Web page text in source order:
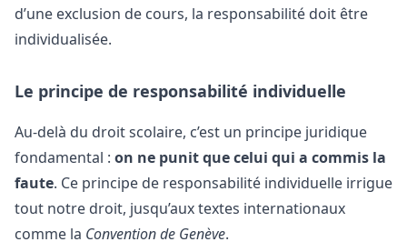
d’une exclusion de cours, la responsabilité doit être
individualisée.
Le principe de responsabilité individuelle
Au-delà du droit scolaire, c’est un principe juridique
fondamental : on ne punit que celui qui a commis la
faute. Ce principe de responsabilité individuelle irrigue
tout notre droit, jusqu’aux textes internationaux
comme la Convention de Genève.